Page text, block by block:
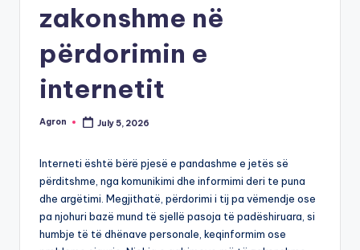
zakonshme në
përdorimin e
internetit
Posted
Agron July 5, 2026
Interneti është bërë pjesë e pandashme e jetës së
përditshme, nga komunikimi dhe informimi deri te puna
dhe argëtimi. Megjithatë, përdorimi i tij pa vëmendje ose
pa njohuri bazë mund të sjellë pasoja të padëshiruara, si
humbje të të dhënave personale, keqinformim ose